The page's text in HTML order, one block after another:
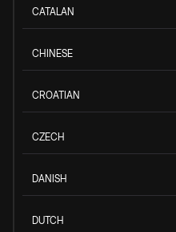
CATALAN
CHINESE
CROATIAN
CZECH
DANISH
DUTCH